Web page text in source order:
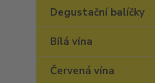
Degustační balíčky
Bílá vína
Červená vína